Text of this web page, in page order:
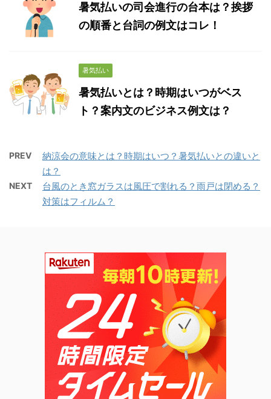
暑気払いの司会進行の台本は？挨拶
の順番と台詞の例文はコレ！
暑気払い
暑気払いとは？時期はいつがベス
ト？案内文のビジネス例文は？
PREV
納涼会の意味とは？時期はいつ？暑気払いとの違いと
は？
NEXT
台風のとき窓ガラスは風圧で割れる？雨戸は閉める？
対策はフィルム？